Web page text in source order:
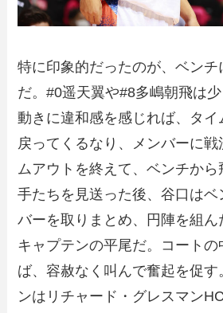
特に印象的だったのが、ベンチ
だ。#0遥天翼や#8多嶋朝飛は
動きに違和感を感じれば、タ
戻ってくるなり、メンバーに戦
ムアウトを終えて、ベンチから
手たちを見送った後、谷口は
バーを取りまとめ、円陣を組ん
キャプテンの平尾だ。コート
ば、容赦なく叫んで奮起を促
ンはリチャード・グレスマン